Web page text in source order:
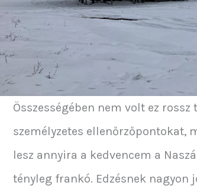
Összességében nem volt ez
személyzetes ellenőrzőpontokat,
lesz annyira a kedvencem a
tényleg frankó. Edzésnek nagyon